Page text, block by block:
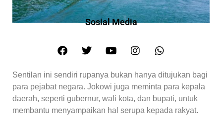
Sosial Media
Sentilan ini sendiri rupanya bukan hanya ditujukan bagi
para pejabat negara. Jokowi juga meminta para kepala
daerah, seperti gubernur, wali kota, dan bupati, untuk
membantu menyampaikan hal serupa kepada rakyat.